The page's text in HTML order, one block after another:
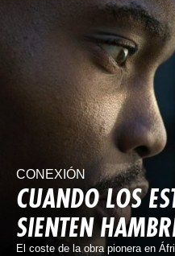
CONEXIÓN
CUANDO LOS
SIENTEN
El coste de la obra pionera en